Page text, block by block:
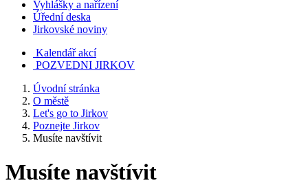
Vyhlášky a nařízení
Úřední deska
Jirkovské noviny
Kalendář akcí
POZVEDNI JIRKOV
Úvodní stránka
O městě
Let's go to Jirkov
Poznejte Jirkov
Musíte navštívit
Musíte navštívit